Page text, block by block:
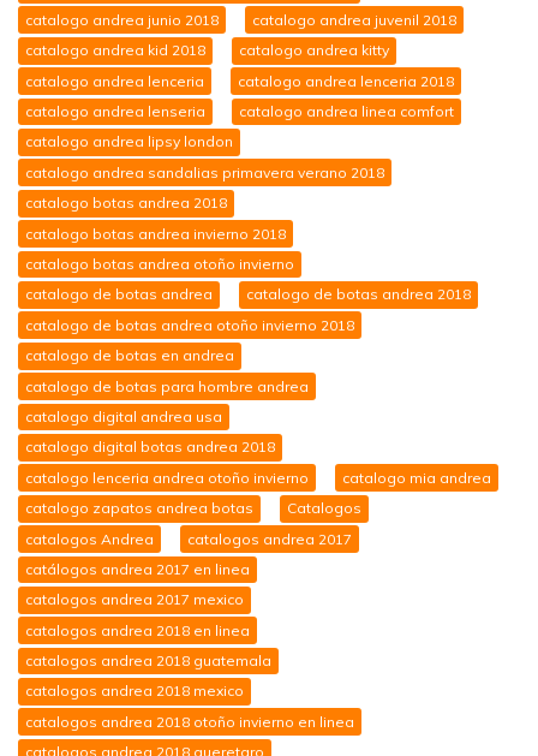
catalogo andrea junio 2018
catalogo andrea juvenil 2018
catalogo andrea kid 2018
catalogo andrea kitty
catalogo andrea lenceria
catalogo andrea lenceria 2018
catalogo andrea lenseria
catalogo andrea linea comfort
catalogo andrea lipsy london
catalogo andrea sandalias primavera verano 2018
catalogo botas andrea 2018
catalogo botas andrea invierno 2018
catalogo botas andrea otoño invierno
catalogo de botas andrea
catalogo de botas andrea 2018
catalogo de botas andrea otoño invierno 2018
catalogo de botas en andrea
catalogo de botas para hombre andrea
catalogo digital andrea usa
catalogo digital botas andrea 2018
catalogo lenceria andrea otoño invierno
catalogo mia andrea
catalogo zapatos andrea botas
Catalogos
catalogos Andrea
catalogos andrea 2017
catálogos andrea 2017 en linea
catalogos andrea 2017 mexico
catalogos andrea 2018 en linea
catalogos andrea 2018 guatemala
catalogos andrea 2018 mexico
catalogos andrea 2018 otoño invierno en linea
catalogos andrea 2018 queretaro